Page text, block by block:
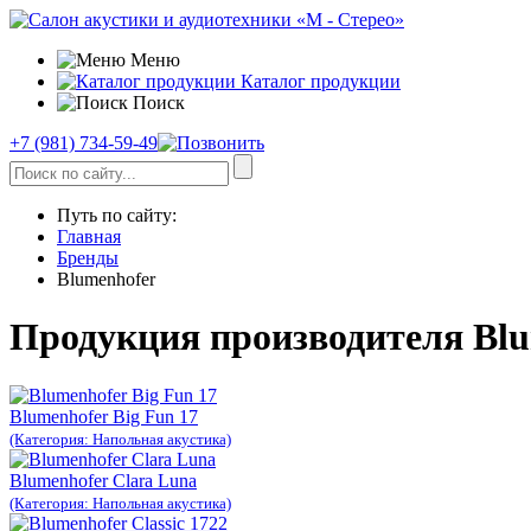
Меню
Каталог продукции
Поиск
+7 (981) 734-59-49
Путь по сайту:
Главная
Бренды
Blumenhofer
Продукция производителя
Blumenhofer Big Fun 17
(Категория: Напольная акустика)
Blumenhofer Clara Luna
(Категория: Напольная акустика)